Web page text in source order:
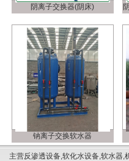
阴离子交换器(阴床)
钠离子交换软水器
主营反渗透设备,软化水设备,软水器